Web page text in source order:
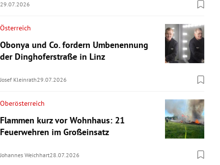
29.07.2026
Österreich
Obonya und Co. fordern Umbenennung
der Dinghoferstraße in Linz
Josef Kleinrath29.07.2026
Oberösterreich
Flammen kurz vor Wohnhaus: 21
Feuerwehren im Großeinsatz
Johannes Weichhart28.07.2026